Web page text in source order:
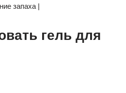
запаха |
гель для